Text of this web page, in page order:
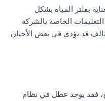
بفلتر المياه بشكل
الخاصة بالشركة
قد يؤدي في بعض الأحيان
فقد يوجد عطل في نظام